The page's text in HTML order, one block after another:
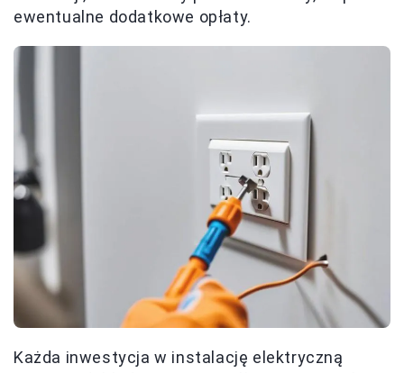
ewentualne dodatkowe opłaty.
Każda inwestycja w instalację elektryczną